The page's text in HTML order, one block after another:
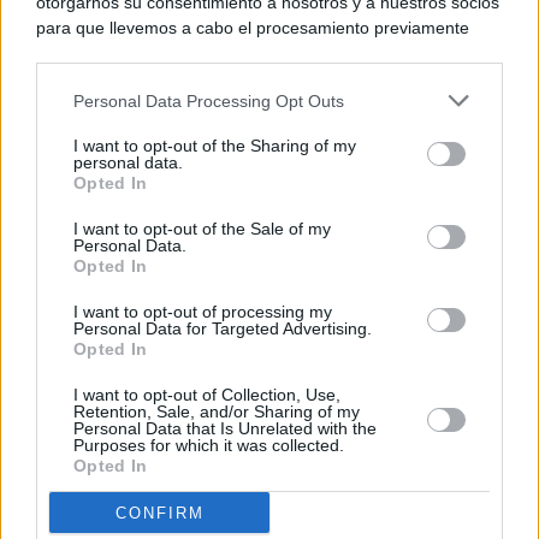
para que llevemos a cabo el procesamiento previamente
negar su consentimiento. Tenga en cuenta que algún
de su consentimiento, pero usted tiene el derecho de
rechazar tal procesamiento. Sus preferencias se aplicarán
cualquier momento entrando de nuevo en este sitio web o
visitando nuestra política de privacidad.
Personal Data Processing Opt Outs
I want to opt-out of the Sharing of my
personal data.
Opted In
I want to opt-out of the Sale of my
Personal Data.
Opted In
I want to opt-out of processing my
Personal Data for Targeted Advertising.
Opted In
I want to opt-out of Collection, Use,
Retention, Sale, and/or Sharing of my
Personal Data that Is Unrelated with the
Purposes for which it was collected.
Opted In
CONFIRM